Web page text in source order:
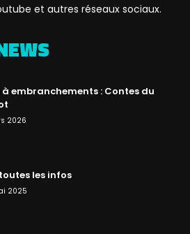
et autres réseaux sociaux.
à embranchements : Contes du
2026
les infos
2025